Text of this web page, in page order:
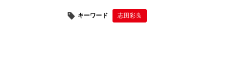
キーワード 志田彩良